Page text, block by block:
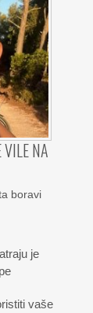
NA
boravi
je
vaše